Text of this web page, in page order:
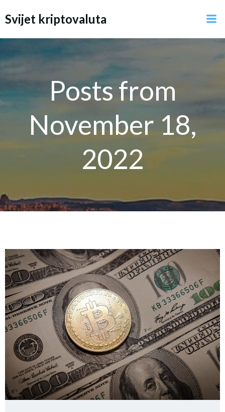
Svijet kriptovaluta
Posts from
November 18,
2022